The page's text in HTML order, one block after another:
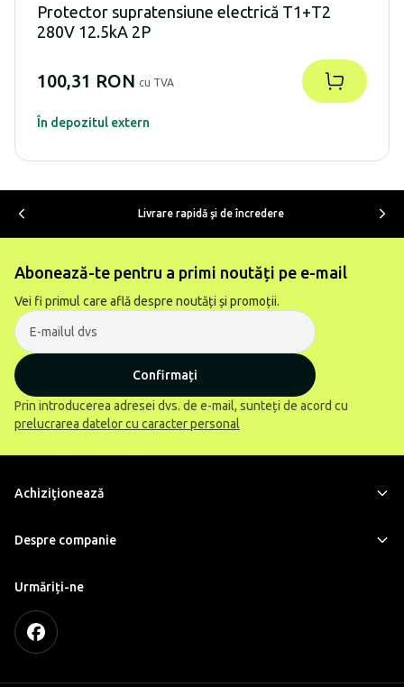
Protector supratensiune electrică T1+T2
280V 12.5kA 2P
100,31 RON cu TVA
În depozitul extern
Livrare rapidă şi de încredere
Abonează-te pentru a primi noutăți pe e-mail
Vei fi primul care află despre noutăți și promoții.
Confirmați
Prin introducerea adresei dvs. de e-mail, sunteți de acord cu
prelucrarea datelor cu caracter personal
Achiziţionează
Despre companie
Urmăriți-ne